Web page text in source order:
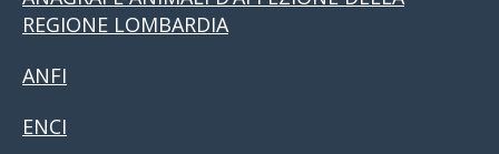
REGIONE LOMBARDIA
ANFI
ENCI